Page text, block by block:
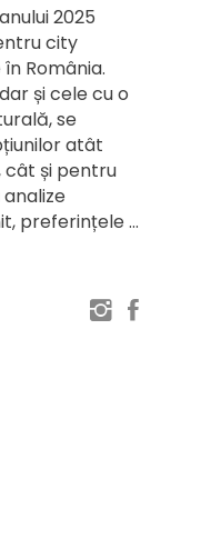
2025
city
România.
și cele cu o
se
atât
cât și pentru
preferințele